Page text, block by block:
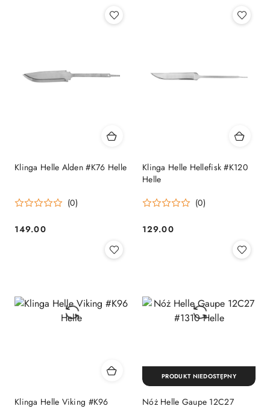
Klinga Helle Alden #K76 Helle
(0)
Cena:
149.00
Klinga Helle Hellefisk #K120
Helle
(0)
Cena:
129.00
Klinga Helle Viking #K96
Nóż Helle Gaupe 12C27
PRODUKT NIEDOSTĘPNY